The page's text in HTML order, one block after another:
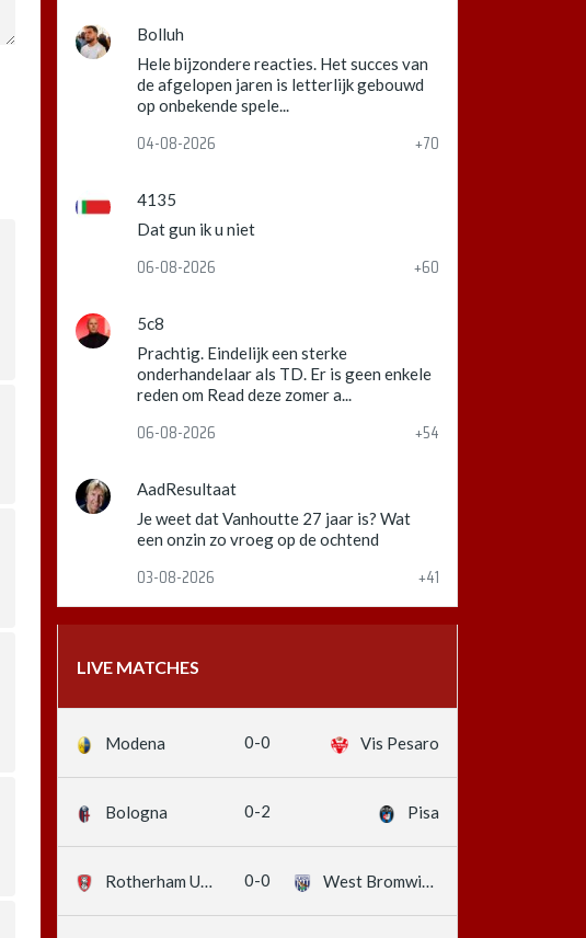
Bolluh
Hele bijzondere reacties. Het succes van
de afgelopen jaren is letterlijk gebouwd
op onbekende spele...
04-08-2026 +70
4135
Dat gun ik u niet
06-08-2026 +60
5c8
Prachtig. Eindelijk een sterke
onderhandelaar als TD. Er is geen enkele
reden om Read deze zomer a...
06-08-2026 +54
AadResultaat
Je weet dat Vanhoutte 27 jaar is? Wat
een onzin zo vroeg op de ochtend
03-08-2026 +41
LIVE MATCHES
Modena 0-0 Vis Pesaro
Bologna 0-2 Pisa
Rotherham United 0-0 West Bromwich Albion